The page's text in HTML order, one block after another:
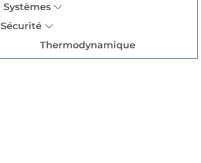
Systèmes
Sécurité
Thermodynamique